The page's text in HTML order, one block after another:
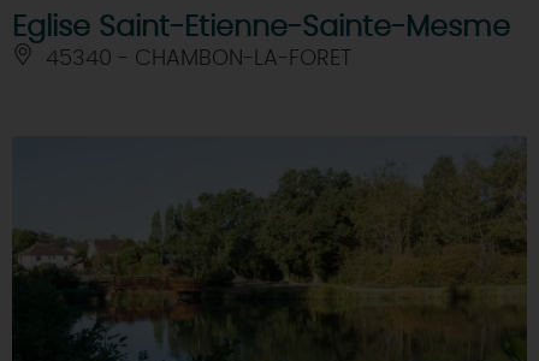
Eglise Saint-Etienne-Sainte-Mesme
45340 - CHAMBON-LA-FORET